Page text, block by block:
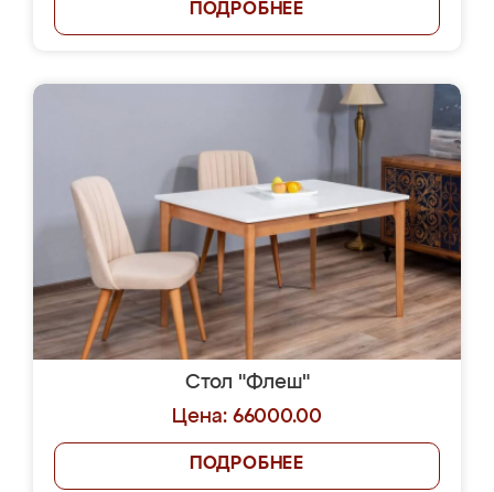
ПОДРОБНЕЕ
Стол "Флеш"
Цена: 66000.00
ПОДРОБНЕЕ